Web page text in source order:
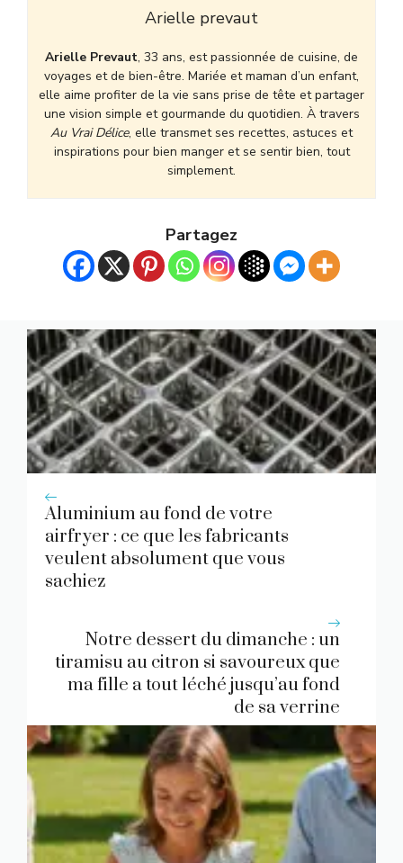
Arielle prevaut
Arielle Prevaut, 33 ans, est passionnée de cuisine, de
voyages et de bien-être. Mariée et maman d’un enfant,
elle aime profiter de la vie sans prise de tête et partager
une vision simple et gourmande du quotidien. À travers
Au Vrai Délice, elle transmet ses recettes, astuces et
inspirations pour bien manger et se sentir bien, tout
simplement.
Partagez
Aluminium au fond de votre
airfryer : ce que les fabricants
veulent absolument que vous
sachiez
Notre dessert du dimanche : un
tiramisu au citron si savoureux que
ma fille a tout léché jusqu’au fond
de sa verrine